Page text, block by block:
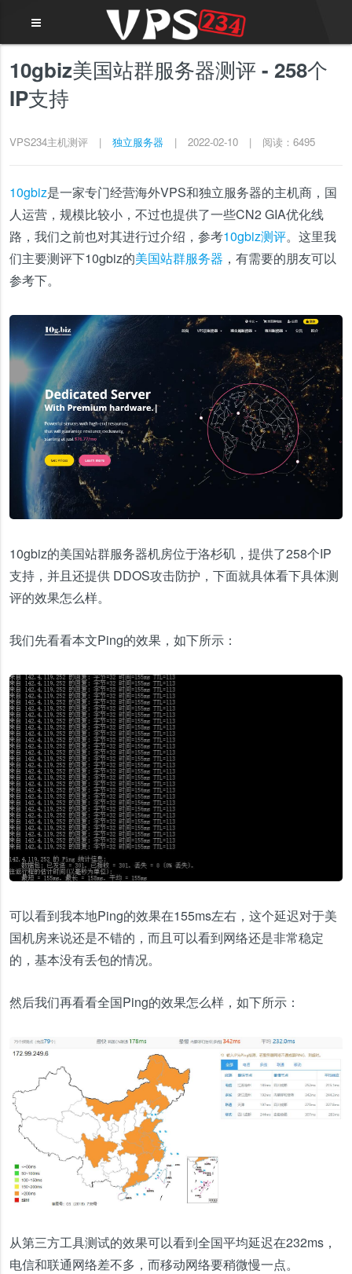
10gbiz美国站群服务器测评 - 258个
IP支持
VPS234主机测评 | 独立服务器 | 2022-02-10 | 阅读：6495
10gbiz是一家专门经营海外VPS和独立服务器的主机商，国
人运营，规模比较小，不过也提供了一些CN2 GIA优化线
路，我们之前也对其进行过介绍，参考10gbiz测评。这里我
们主要测评下10gbiz的美国站群服务器 ，有需要的朋友可以
参考下。
10gbiz的美国站群服务器机房位于洛杉矶，提供了258个IP
支持，并且还提供 DDOS攻击防护，下面就具体看下具体测
评的效果怎么样。
我们先看看本文Ping的效果，如下所示：
可以看到我本地Ping的效果在155ms左右，这个延迟对于美
国机房来说还是不错的，而且可以看到网络还是非常稳定
的，基本没有丢包的情况。
然后我们再看看全国Ping的效果怎么样，如下所示：
从第三方工具测试的效果可以看到全国平均延迟在232ms，
电信和联通网络差不多，而移动网络要稍微慢一点。